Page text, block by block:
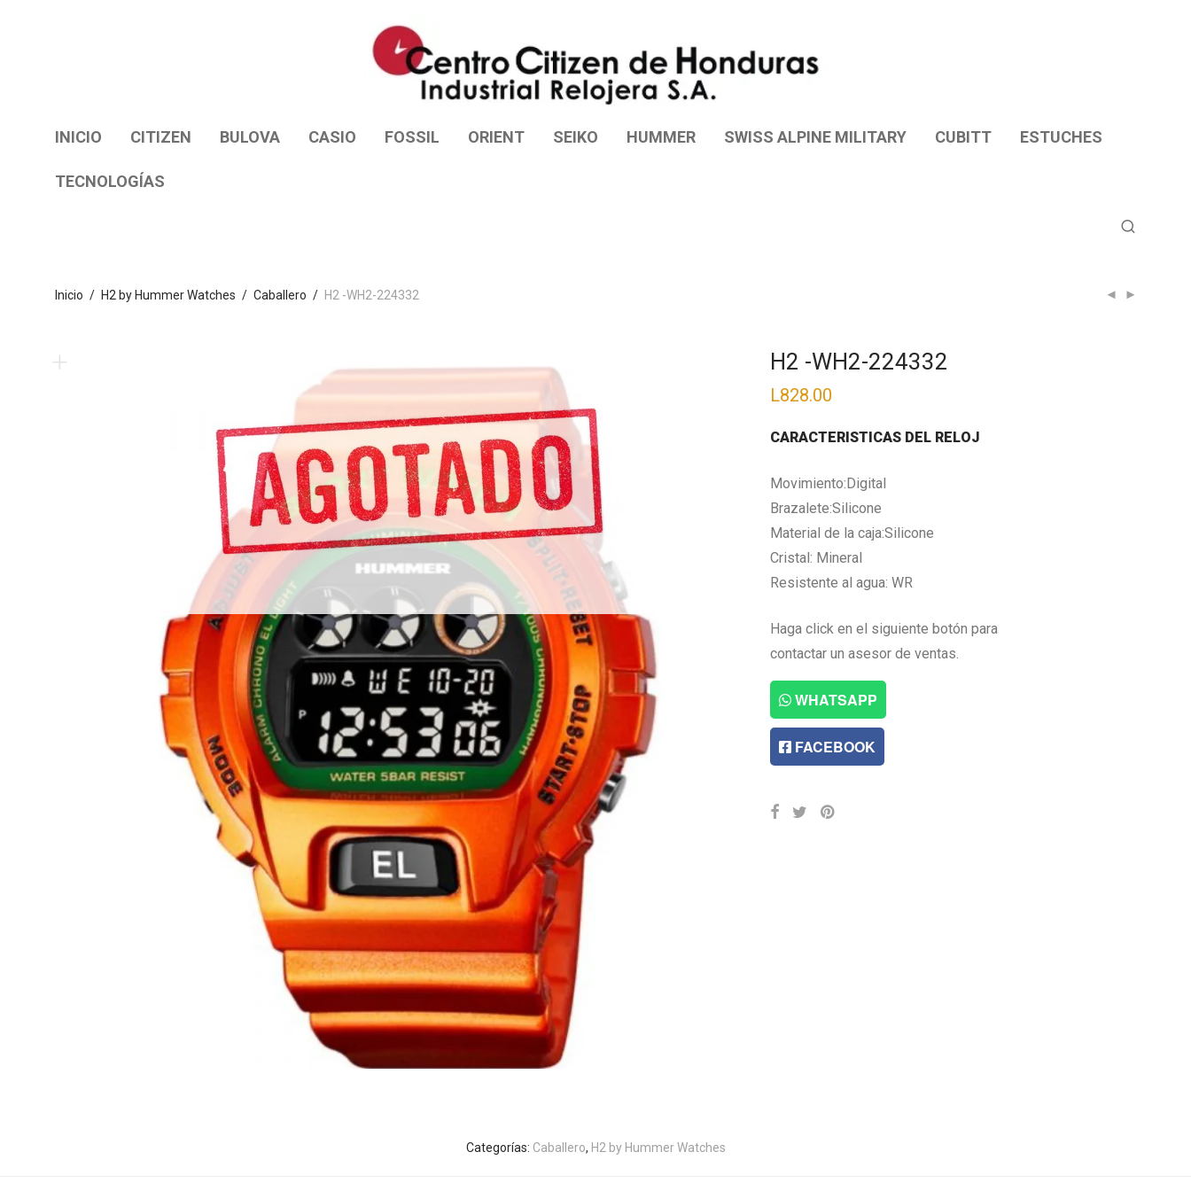
INICIO CITIZEN BULOVA CASIO FOSSIL ORIENT SEIKO HUMMER SWISS ALPINE MILITARY CUBITT ESTUCHES
TECNOLOGÍAS
Inicio / H2 by Hummer Watches / Caballero / H2 -WH2-224332
H2 -WH2-224332
L828.00
CARACTERISTICAS DEL RELOJ
Movimiento:Digital
Brazalete:Silicone
Material de la caja:Silicone
Cristal: Mineral
Resistente al agua: WR
Haga click en el siguiente botón para
contactar un asesor de ventas.
WHATSAPP
FACEBOOK
Categorías: Caballero, H2 by Hummer Watches